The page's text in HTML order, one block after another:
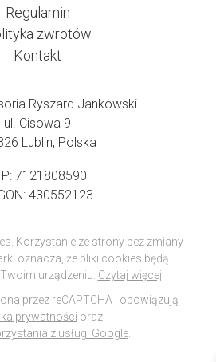
Regulamin
zwrotów
Kontakt
Ryszard Jankowski
ul. Cisowa 9
Lublin, Polska
7121808590
430552123
Korzystanie ze strony bez zmiany
oznacza, że pliki cookies będą
urządzeniu. Czytaj więcej
przez reCAPTCHA i obowiązują
prywatności oraz
z usługi Google.